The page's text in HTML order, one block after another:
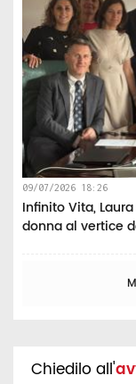
09/07/2026 18:26
Infinito Vita,
donna al vertice
Chiedilo all'